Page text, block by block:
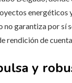
energéticos
no garantiza por sí
rendición de
y